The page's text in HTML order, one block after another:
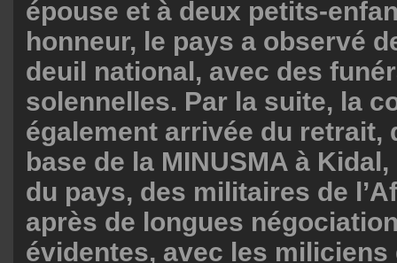
épouse et à deux petits-
honneur, le pays a observé
deuil national, avec des
solennelles. Par la suite, la
également arrivée du retrait,
base de la MINUSMA à
du pays, des militaires de
après de longues
évidentes, avec les miliciens